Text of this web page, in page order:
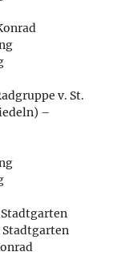
v. St.
–